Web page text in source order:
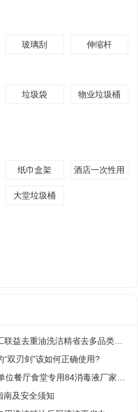
玻璃刮 伸缩杆
垃圾袋 物业垃圾桶
纸巾盒架
酒店一次性用
大堂垃圾桶
双刃剑”该如何正确使用?
南及安全须知